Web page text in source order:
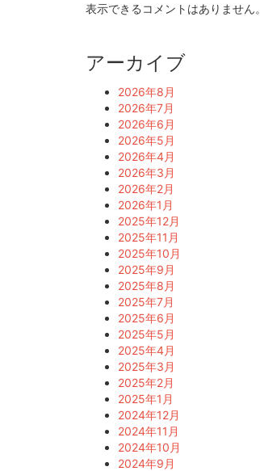
表示できるコメントはありません。
アーカイブ
2026年8月
2026年7月
2026年6月
2026年5月
2026年4月
2026年3月
2026年2月
2026年1月
2025年12月
2025年11月
2025年10月
2025年9月
2025年8月
2025年7月
2025年6月
2025年5月
2025年4月
2025年3月
2025年2月
2025年1月
2024年12月
2024年11月
2024年10月
2024年9月